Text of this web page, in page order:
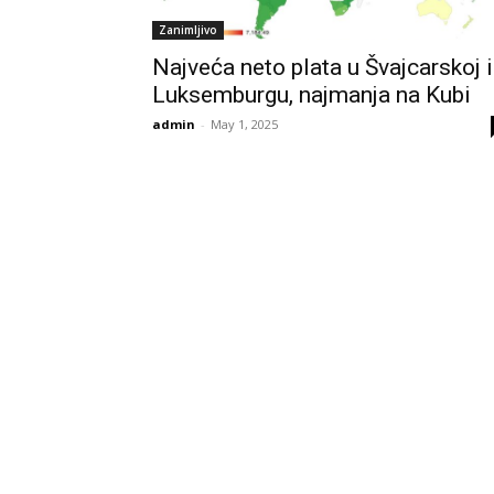
Zanimljivo
Najveća neto plata u Švajcarskoj i
Luksemburgu, najmanja na Kubi
admin - May 1, 2025